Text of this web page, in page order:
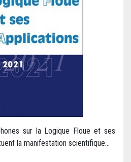
sur la Logique Floue et ses
la manifestation scientifique...